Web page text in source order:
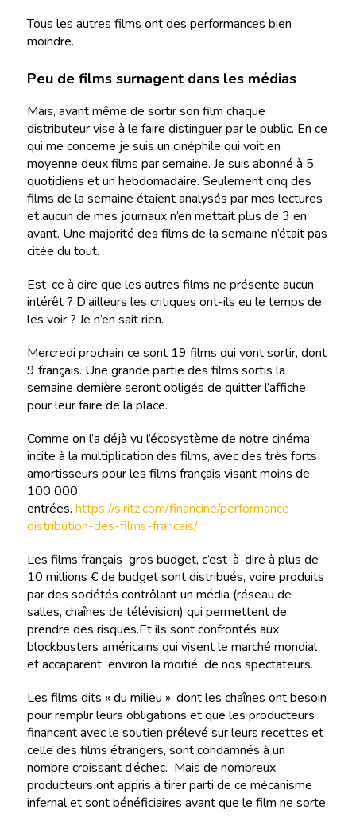
Tous les autres films ont des performances bien
moindre.
Peu de films surnagent dans les médias
Mais, avant même de sortir son film chaque
distributeur vise à le faire distinguer par le public. En ce
qui me concerne je suis un cinéphile qui voit en
moyenne deux films par semaine. Je suis abonné à 5
quotidiens et un hebdomadaire. Seulement cinq des
films de la semaine étaient analysés par mes lectures
et aucun de mes journaux n’en mettait plus de 3 en
avant. Une majorité des films de la semaine n’était pas
citée du tout.
Est-ce à dire que les autres films ne présente aucun
intérêt ? D’ailleurs les critiques ont-ils eu le temps de
les voir ? Je n’en sait rien.
Mercredi prochain ce sont 19 films qui vont sortir, dont
9 français. Une grande partie des films sortis la
semaine dernière seront obligés de quitter l’affiche
pour leur faire de la place.
Comme on l’a déjà vu l’écosystème de notre cinéma
incite à la multiplication des films, avec des très forts
amortisseurs pour les films français visant moins de
100 000
entrées. https://siritz.com/financine/performance-
distribution-des-films-francais/
Les films français gros budget, c’est-à-dire à plus de
10 millions € de budget sont distribués, voire produits
par des sociétés contrôlant un média (réseau de
salles, chaînes de télévision) qui permettent de
prendre des risques.Et ils sont confrontés aux
blockbusters américains qui visent le marché mondial
et accaparent environ la moitié de nos spectateurs.
Les films dits « du milieu », dont les chaînes ont besoin
pour remplir leurs obligations et que les producteurs
financent avec le soutien prélevé sur leurs recettes et
celle des films étrangers, sont condamnés à un
nombre croissant d’échec. Mais de nombreux
producteurs ont appris à tirer parti de ce mécanisme
infernal et sont bénéficiaires avant que le film ne sorte.